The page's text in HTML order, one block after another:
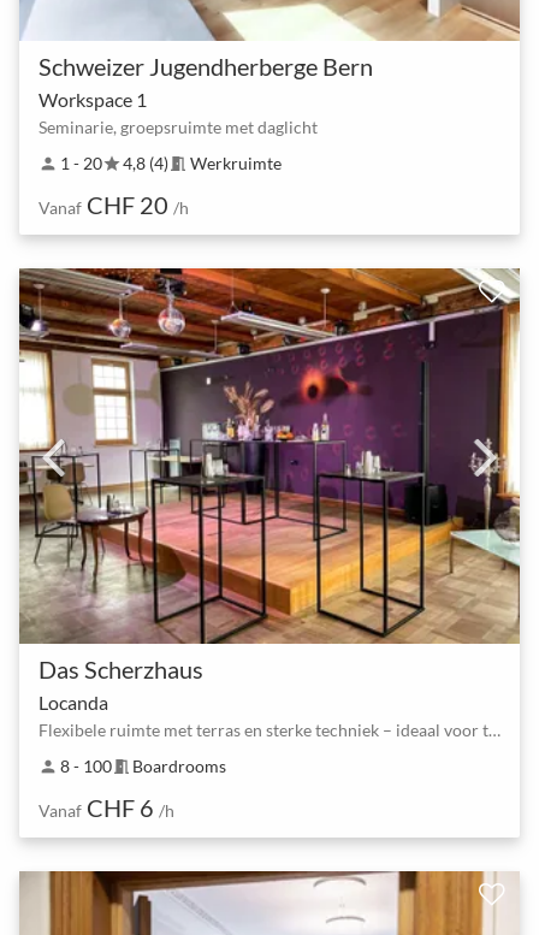
Schweizer Jugendherberge Bern
Workspace 1
Seminarie, groepsruimte met daglicht
person 1 - 20star4,8 (4) meeting_room Werkruimte
Vanaf CHF 20 /h
Das Scherzhaus
Locanda
Flexibele ruimte met terras en sterke techniek – ideaal voor teamsessies
person 8 - 100meeting_room Boardrooms
Vanaf CHF 6 /h